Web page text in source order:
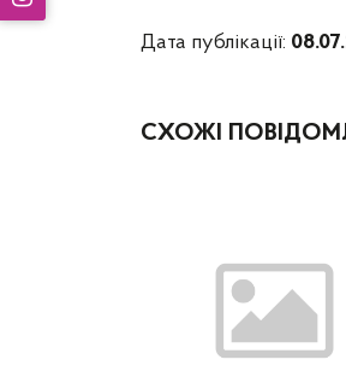
Дата публікації:
СХОЖІ